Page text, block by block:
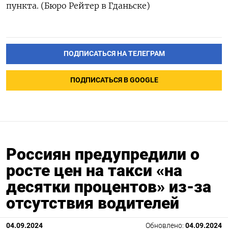
пункта. (Бюро Рейтер в Гданьске)
ПОДПИСАТЬСЯ НА ТЕЛЕГРАМ
ПОДПИСАТЬСЯ В GOOGLE
Россиян предупредили о
росте цен на такси «на
десятки процентов» из-за
отсутствия водителей
04.09.2024 Обновлено: 04.09.2024